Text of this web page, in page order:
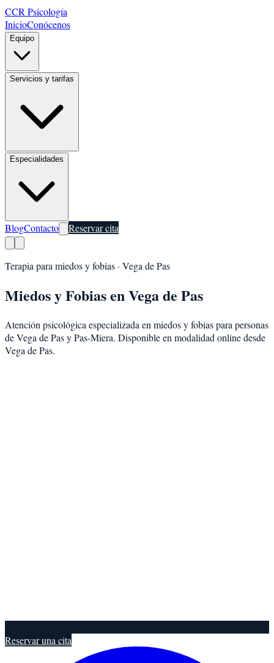
CCR Psicología
InicioConócenos
Equipo
Servicios y tarifas
Especialidades
BlogContacto Reservar cita
Terapia para miedos y fobias · Vega de Pas
Miedos y FobiasenVega de Pas
Atención psicológica especializada en miedos y fobiaspara personas
deVega de PasyPas-Miera. Disponible en modalidad online desde
Vega de Pas.
Reservar una cita